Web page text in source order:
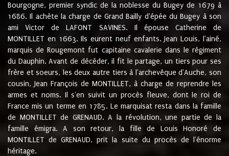
Bourgogne, premier syndic de la noblesse du Bugey de 1679 à
1686. Il achète la charge de Grand Bailly d'épée du Bugey à son
ami Victor de LAFONT SAVINES. Il épouse Catherine de
MONTILLET en 1663. Ils eurent neuf enfants. Jean Louis, l'ainé,
marquis de Rougemont fut capitaine cavalerie dans le régiment
du Dauphin. Avant de décéder, il fit le partage, un tiers pour ses
frère et soeurs, les deux autre tiers à l'archevêque d'Auche, son
cousin, Jean François de MONTILLET, à charge de reprendre les
armes et noms. Il s'en suivit un procès fleuve, dont le roi de
France mis un terme en 1785. Le marquisat resta dans la famille
de MONTILLET de GRENAUD. A la révolution, une partie de la
famille émigra. A son retour, la fille de Louis Honoré de
MONTILLET de GRENAUD, prit la suite du procès de l'énorme
héritage.